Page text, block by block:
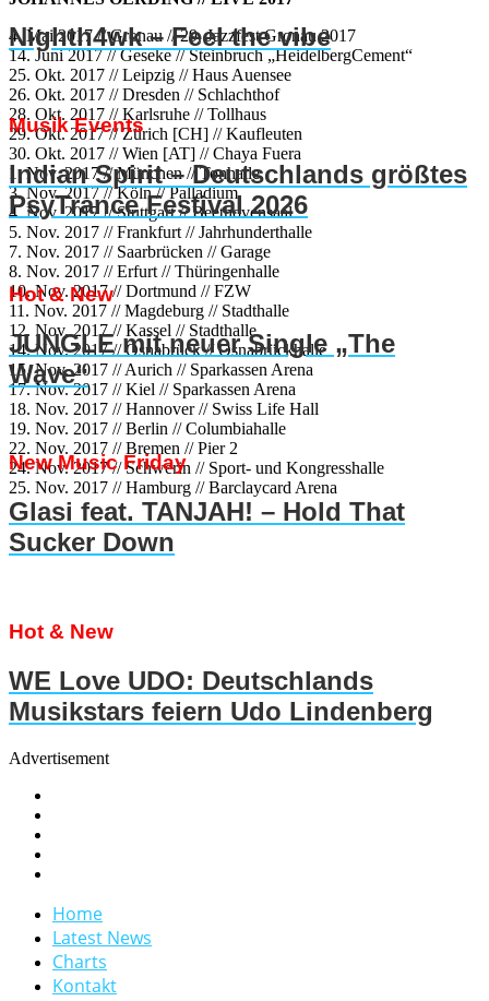
4. Mai 2017 // Gronau // 29. Jazzfest Gronau 2017
14. Juni 2017 // Geseke // Steinbruch „HeidelbergCement“
25. Okt. 2017 // Leipzig // Haus Auensee
26. Okt. 2017 // Dresden // Schlachthof
28. Okt. 2017 // Karlsruhe // Tollhaus
29. Okt. 2017 // Zürich [CH] // Kaufleuten
30. Okt. 2017 // Wien [AT] // Chaya Fuera
1. Nov. 2017 // München // Tonhalle
3. Nov. 2017 // Köln // Palladium
4. Nov. 2017 // Stuttgart // Beethovensaal
5. Nov. 2017 // Frankfurt // Jahrhunderthalle
7. Nov. 2017 // Saarbrücken // Garage
8. Nov. 2017 // Erfurt // Thüringenhalle
10. Nov. 2017 // Dortmund // FZW
11. Nov. 2017 // Magdeburg // Stadthalle
12. Nov. 2017 // Kassel // Stadthalle
14. Nov. 2017 // Osnabrück // Osnabrückhalle
15. Nov. 2017 // Aurich // Sparkassen Arena
17. Nov. 2017 // Kiel // Sparkassen Arena
18. Nov. 2017 // Hannover // Swiss Life Hall
19. Nov. 2017 // Berlin // Columbiahalle
22. Nov. 2017 // Bremen // Pier 2
24. Nov. 2017 // Schwerin // Sport- und Kongresshalle
25. Nov. 2017 // Hamburg // Barclaycard Arena
Nighth4wk – Feel the vibe
Musik Events
Indian Spirit – Deutschlands größtes
PsyTrance Festival 2026
Hot & New
JUNGLE mit neuer Single „The
Wave“
New Music Friday
Glasi feat. TANJAH! – Hold That
Sucker Down
Hot & New
WE Love UDO: Deutschlands
Musikstars feiern Udo Lindenberg
Advertisement
Home
Latest News
Charts
Kontakt